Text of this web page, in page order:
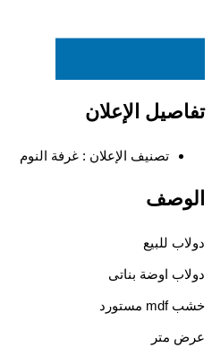
تفاصيل الإعلان
تصنيف الإعلان : غرفة النوم
الوصف
دولاب للبيع
دولاب اوضة بناتى
خشب mdf مستورد
عرض متر